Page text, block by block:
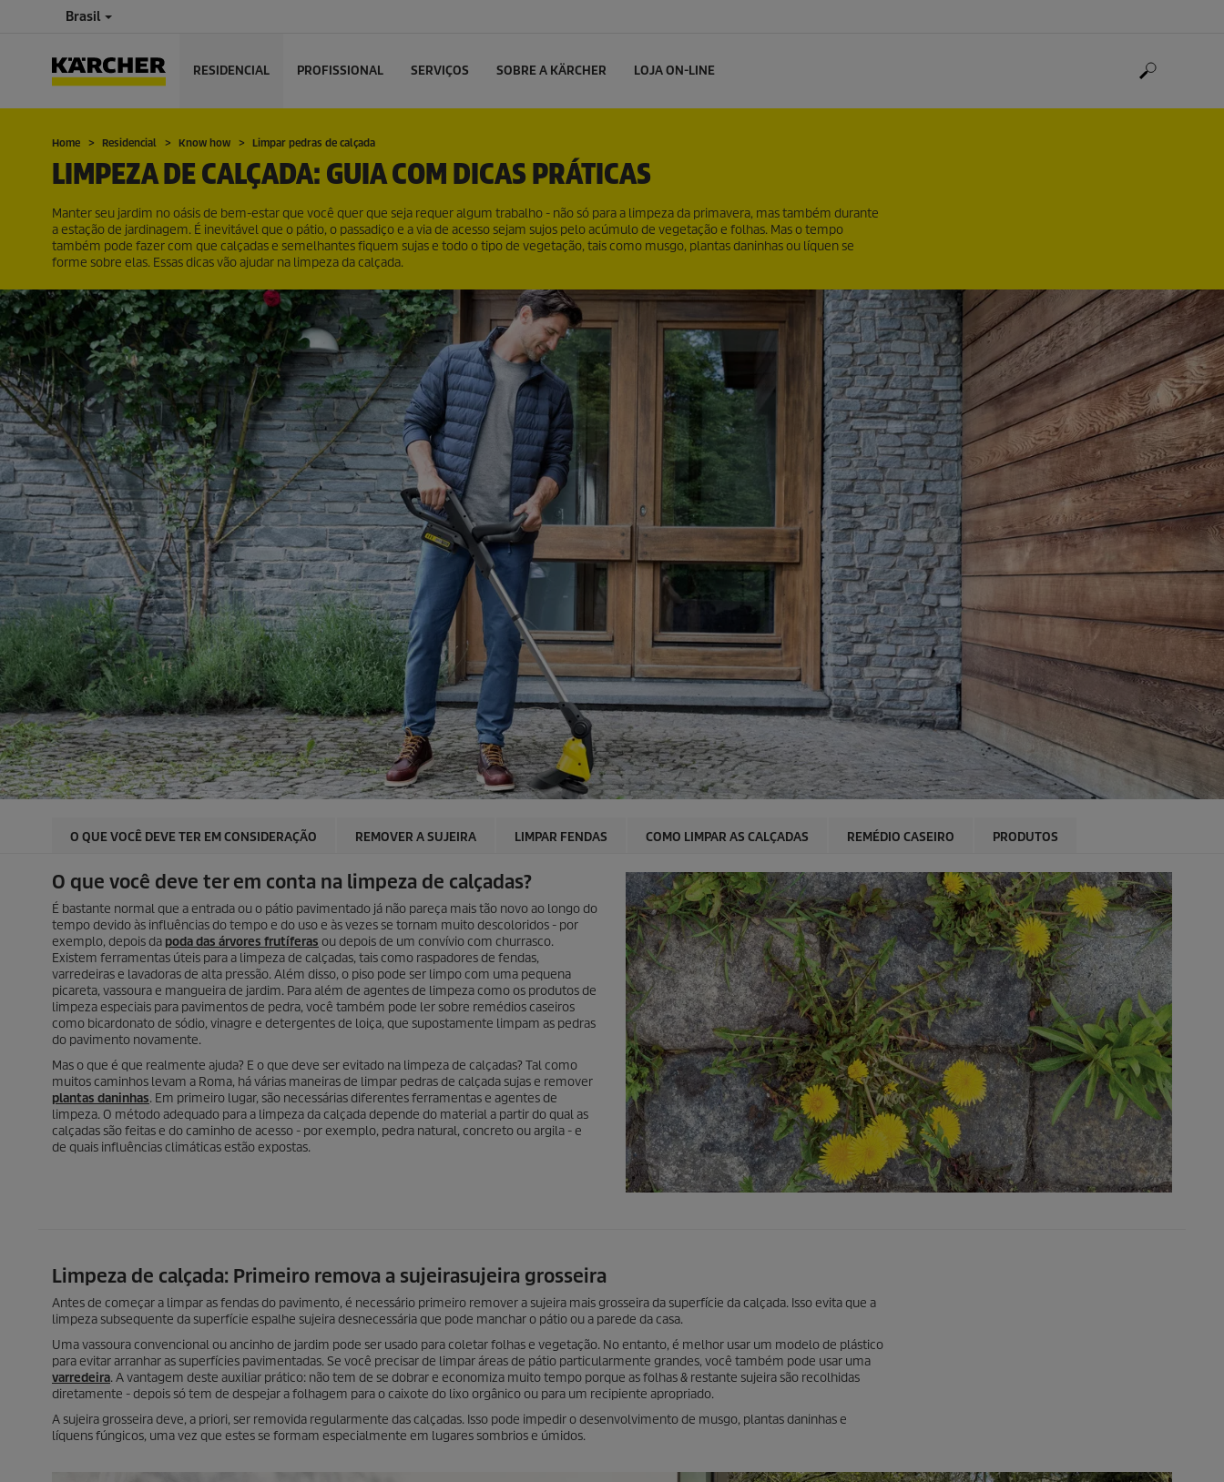
Brasil
RESIDENCIAL PROFISSIONAL SERVIÇOS SOBRE A KÄRCHER LOJA ON-LINE
Home Residencial Know how Limpar pedras de calçada
LIMPEZA DE CALÇADA: GUIA COM DICAS PRÁTICAS
Manter seu jardim no oásis de bem-estar que você quer que seja requer algum trabalho - não só para a limpeza da primavera, mas também durante
a estação de jardinagem. É inevitável que o pátio, o passadiço e a via de acesso sejam sujos pelo acúmulo de vegetação e folhas. Mas o tempo
também pode fazer com que calçadas e semelhantes fiquem sujas e todo o tipo de vegetação, tais como musgo, plantas daninhas ou líquen se
forme sobre elas. Essas dicas vão ajudar na limpeza da calçada.
O QUE VOCÊ DEVE TER EM CONSIDERAÇÃO REMOVER A SUJEIRA LIMPAR FENDAS COMO LIMPAR AS CALÇADAS REMÉDIO CASEIRO PRODUTOS
O que você deve ter em conta na limpeza de calçadas?
É bastante normal que a entrada ou o pátio pavimentado já não pareça mais tão novo ao longo do
tempo devido às influências do tempo e do uso e às vezes se tornam muito descoloridos - por
exemplo, depois da poda das árvores frutíferas ou depois de um convívio com churrasco.
Existem ferramentas úteis para a limpeza de calçadas, tais como raspadores de fendas,
varredeiras e lavadoras de alta pressão. Além disso, o piso pode ser limpo com uma pequena
picareta, vassoura e mangueira de jardim. Para além de agentes de limpeza como os produtos de
limpeza especiais para pavimentos de pedra, você também pode ler sobre remédios caseiros
como bicardonato de sódio, vinagre e detergentes de loiça, que supostamente limpam as pedras
do pavimento novamente.
Mas o que é que realmente ajuda? E o que deve ser evitado na limpeza de calçadas? Tal como
muitos caminhos levam a Roma, há várias maneiras de limpar pedras de calçada sujas e remover
plantas daninhas. Em primeiro lugar, são necessárias diferentes ferramentas e agentes de
limpeza. O método adequado para a limpeza da calçada depende do material a partir do qual as
calçadas são feitas e do caminho de acesso - por exemplo, pedra natural, concreto ou argila - e
de quais influências climáticas estão expostas.
Limpeza de calçada: Primeiro remova a sujeirasujeira grosseira
Antes de começar a limpar as fendas do pavimento, é necessário primeiro remover a sujeira mais grosseira da superfície da calçada. Isso evita que a
limpeza subsequente da superfície espalhe sujeira desnecessária que pode manchar o pátio ou a parede da casa.
Uma vassoura convencional ou ancinho de jardim pode ser usado para coletar folhas e vegetação. No entanto, é melhor usar um modelo de plástico
para evitar arranhar as superfícies pavimentadas. Se você precisar de limpar áreas de pátio particularmente grandes, você também pode usar uma
varredeira. A vantagem deste auxiliar prático: não tem de se dobrar e economiza muito tempo porque as folhas & restante sujeira são recolhidas
diretamente - depois só tem de despejar a folhagem para o caixote do lixo orgânico ou para um recipiente apropriado.
A sujeira grosseira deve, a priori, ser removida regularmente das calçadas. Isso pode impedir o desenvolvimento de musgo, plantas daninhas e
líquens fúngicos, uma vez que estes se formam especialmente em lugares sombrios e úmidos.